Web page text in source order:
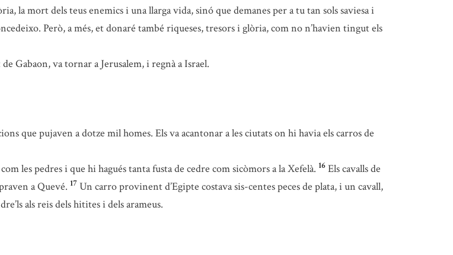
la mort dels teus enemics i una llarga vida, sinó que demanes per a tu tan sols saviesa i
Però, a més, et donaré també riqueses, tresors i glòria, com no n’havien tingut els
Gabaon, va tornar a Jerusalem, i regnà a Israel.
que pujaven a dotze mil homes. Els va acantonar a les ciutats on hi havia els carros de
les pedres i que hi hagués tanta fusta de cedre com sicòmors a la Xefelà. 16 Els cavalls de
a Quevé. 17 Un carro provinent d’Egipte costava sis-centes peces de plata, i un cavall,
als reis dels hitites i dels arameus.